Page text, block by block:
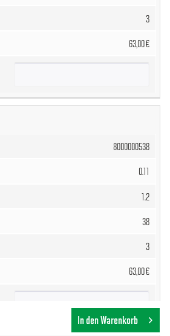
3
63,00 €
8000000538
0.11
1.2
38
3
63,00 €
In den Warenkorb